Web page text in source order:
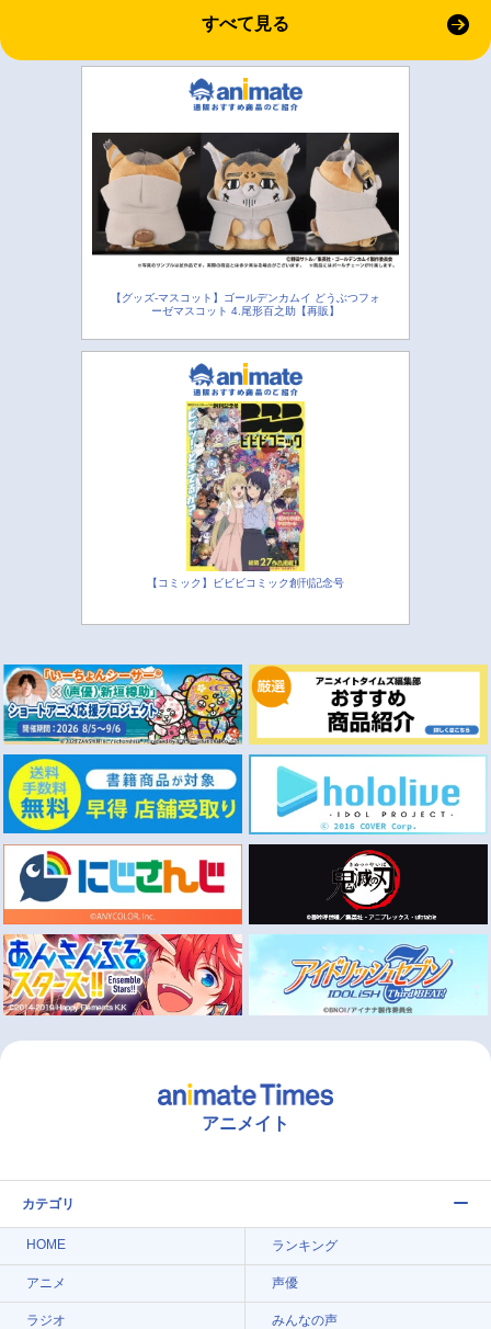
すべて見る
【グッズ-マスコット】ゴールデンカムイ どうぶつフォ
ーゼマスコット 4.尾形百之助【再販】
【コミック】ビビビコミック創刊記念号
アニメイト
カテゴリ
HOME ランキング
アニメ 声優
ラジオ みんなの声